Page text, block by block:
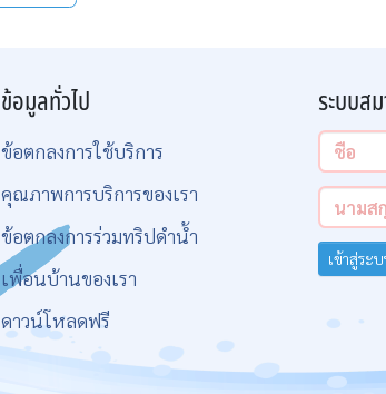
ข้อมูลทั่วไป
ข้อตกลงการใช้บริการ
คุณภาพการบริการของเรา
ข้อตกลงการร่วมทริปดำน้ำ
เพื่อนบ้านของเรา
ดาวน์โหลดฟรี
ระบบส
เข้าสู่ระ